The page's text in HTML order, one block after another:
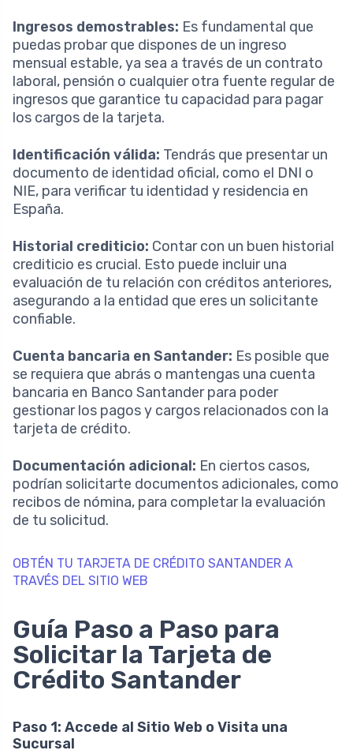
Ingresos demostrables: Es fundamental que
puedas probar que dispones de un ingreso
mensual estable, ya sea a través de un contrato
laboral, pensión o cualquier otra fuente regular de
ingresos que garantice tu capacidad para pagar
los cargos de la tarjeta.
Identificación válida: Tendrás que presentar un
documento de identidad oficial, como el DNI o
NIE, para verificar tu identidad y residencia en
España.
Historial crediticio: Contar con un buen historial
crediticio es crucial. Esto puede incluir una
evaluación de tu relación con créditos anteriores,
asegurando a la entidad que eres un solicitante
confiable.
Cuenta bancaria en Santander: Es posible que
se requiera que abrás o mantengas una cuenta
bancaria en Banco Santander para poder
gestionar los pagos y cargos relacionados con la
tarjeta de crédito.
Documentación adicional: En ciertos casos,
podrían solicitarte documentos adicionales, como
recibos de nómina, para completar la evaluación
de tu solicitud.
OBTÉN TU TARJETA DE CRÉDITO SANTANDER A
TRAVÉS DEL SITIO WEB
Guía Paso a Paso para
Solicitar la Tarjeta de
Crédito Santander
Paso 1: Accede al Sitio Web o Visita una
Sucursal